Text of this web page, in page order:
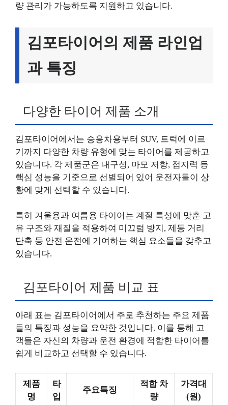
량 관리가 가능하도록 지원하고 있습니다.
김포타이어의 제품 라인업
과 특징
다양한 타이어 제품 소개
김포타이어에서는 승용차용부터 SUV, 트럭에 이르
기까지 다양한 차량 유형에 맞는 타이어를 제공하고
있습니다. 각 제품군은 내구성, 마모 저항, 접지력 등
핵심 성능을 기준으로 선별되어 있어 운전자들이 상
황에 맞게 선택할 수 있습니다.
특히 겨울용과 여름용 타이어는 계절 특성에 맞춘 고
유 구조와 재질을 적용하여 미끄럼 방지, 제동 거리
단축 등 안전 운전에 기여하는 핵심 요소들을 갖추고
있습니다.
김포타이어 제품 비교 표
아래 표는 김포타이어에서 주로 추천하는 주요 제품
들의 특징과 성능을 요약한 것입니다. 이를 통해 고
객들은 자신의 차량과 운전 환경에 적합한 타이어를
쉽게 비교하고 선택할 수 있습니다.
제품
명
타
입
주요특징
적합 차
량
가격대
(원)